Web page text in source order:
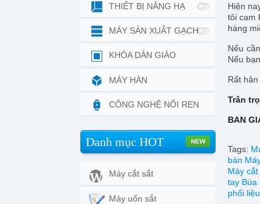
Hiện
tôi cam
hàng
Nếu
Nếu
Rất
Trân
BAN
Tags:
bàn
Máy
tay Búa
phối liệu
THIẾT BỊ NÂNG HẠ
MÁY SẢN XUẤT GẠCH
KHÓA DÀN GIÁO
MÁY HÀN
CÔNG NGHỆ NỐI REN
Danh mục HOT
Máy cắt sắt
Máy uốn sắt